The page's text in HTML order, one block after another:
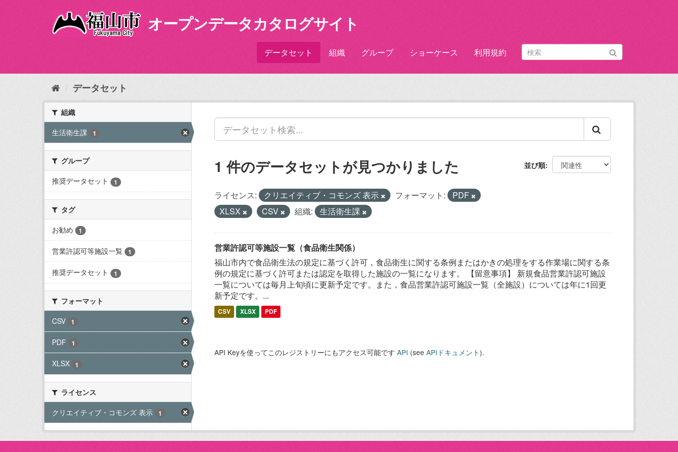
内
オープンデータカタログサイト
データセット 組織 グループ ショーケース 利用規約
データセット
組織
生活衛生課
1
グループ
推奨データセット
1
タグ
お勧め
1
営業許認可等施設一覧 1
推奨データセット 1
フォーマット
CSV
1
PDF 1
XLSX 1
ライセンス
クリエイティブ・コモンズ 表示
1
並び順
1 件のデータセットが見つかりました
ライセンス: クリエイティブ・コモンズ 表示 フォーマット:
PDF
XLSX
CSV 組織: 生活衛生課
営業許認可等施設一覧（食品衛生関係）
福山市内で食品衛生法の規定に基づく許可，食品衛生に関する条例またはかきの処理をする作業場に関する条
例の規定に基づく許可または認定を取得した施設の一覧になります。 【留意事項】 新規食品営業許認可施設
一覧については毎月上旬頃に更新予定です。また，食品営業許認可施設一覧（全施設）については年に1回更
新予定です。...
CSV XLSX PDF
API Keyを使ってこのレジストリーにもアクセス可能です API (see APIドキュメント).